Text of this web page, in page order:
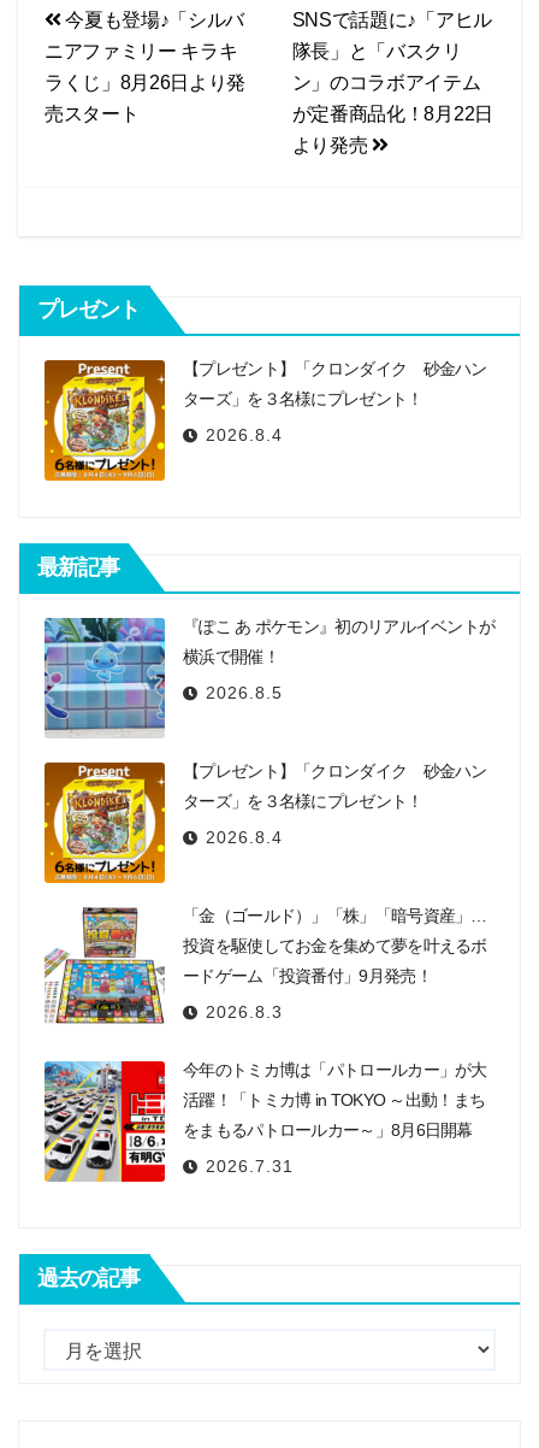
c
e
b
o
n
e
投
稿
ナ
シ
ョ
ン
SNSで話題に♪「アヒル
隊長」と「バスクリ
ン」のコラボアイテム
が定番商品化！8月22日
より発売
今夏も登場♪「シルバ
ニアファミリー キラキ
ラくじ」8月26日より発
売スタート
プレゼント
【プレゼント】「クロンダイク 砂金ハン
ターズ」を３名様にプレゼント！
2026.8.4
最新記事
『ぽこ あ ポケモン』初のリアルイベントが
横浜で開催！
2026.8.5
【プレゼント】「クロンダイク 砂金ハン
ターズ」を３名様にプレゼント！
2026.8.4
「金（ゴールド）」「株」「暗号資産」…
投資を駆使してお金を集めて夢を叶えるボ
ードゲーム「投資番付」9月発売！
2026.8.3
今年のトミカ博は「パトロールカー」が大
活躍！「トミカ博 in TOKYO ～出動！まち
をまもるパトロールカー～」8月6日開幕
2026.7.31
過去の記事